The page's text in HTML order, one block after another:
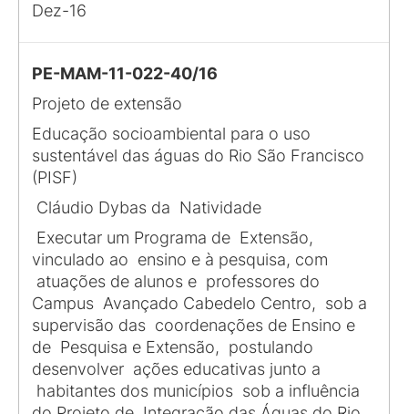
Dez-16
PE-MAM-11-022-40/16
Projeto de extensão
Educação socioambiental para o uso
sustentável das águas do Rio São Francisco
(PISF)
Cláudio Dybas da Natividade
Executar um Programa de Extensão,
vinculado ao ensino e à pesquisa, com
atuações de alunos e professores do
Campus Avançado Cabedelo Centro, sob a
supervisão das coordenações de Ensino e
de Pesquisa e Extensão, postulando
desenvolver ações educativas junto a
habitantes dos municípios sob a influência